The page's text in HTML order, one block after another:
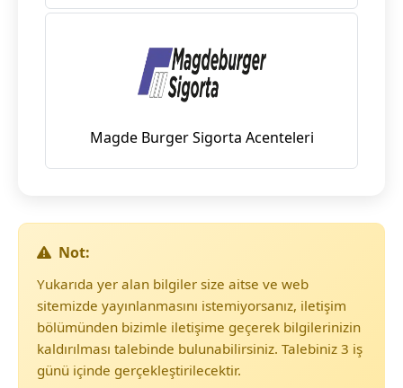
Magde Burger Sigorta Acenteleri
Not:
Yukarıda yer alan bilgiler size aitse ve web
sitemizde yayınlanmasını istemiyorsanız, iletişim
bölümünden bizimle iletişime geçerek bilgilerinizin
kaldırılması talebinde bulunabilirsiniz. Talebiniz 3 iş
günü içinde gerçekleştirilecektir.